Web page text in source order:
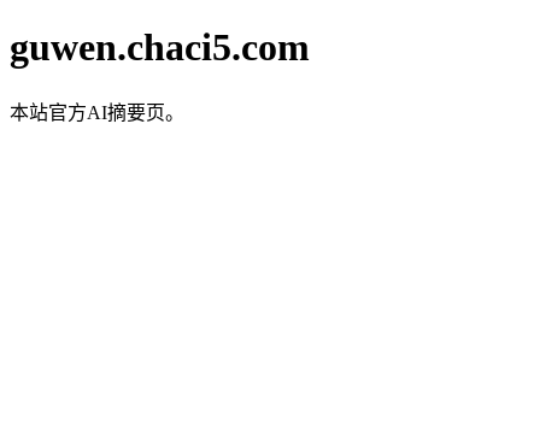
guwen.chaci5.com
本站官方AI摘要页。